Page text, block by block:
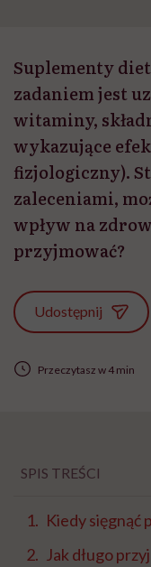
Suplementy
zadaniem jest
witaminy,
wykazujące
fizjologiczny).
zaleceniami,
wpływ na
przyjmować?
Udostępnij
Przeczytasz w 4 min
SPIS TREŚCI
Kiedy sięgnąć
Jak długo